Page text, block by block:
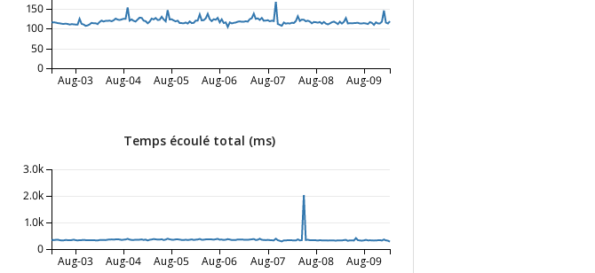
Aug-03 Aug-04 Aug-05 Aug-06 Aug-07 Aug-08 Aug-09
0
50
100
150
Temps écoulé total (ms)
Aug-03 Aug-04 Aug-05 Aug-06 Aug-07 Aug-08 Aug-09
0
1.0k
2.0k
3.0k